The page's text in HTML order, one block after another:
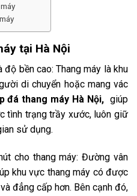
tại Hà Nội
bền cao: Thang máy là khu
di chuyển hoặc mang vác
đá thang máy Hà Nội,giúp
tình trạng trầy xước, luôn giữ
sử dụng.
cho thang máy: Đường vân
khu vực thang máy có được
đẳng cấp hơn. Bên cạnh đó,